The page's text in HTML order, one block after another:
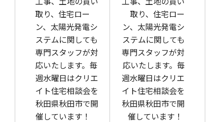
取り、住宅ロー
ン、太陽光発電シ
ステムに関しても
専門スタッフが対
応いたします。毎
週水曜日はクリエ
イト住宅相談会を
秋田県秋田市で開
催しています！
取り、住宅ロー
ン、太陽光発電シ
ステムに関しても
専門スタッフが対
応いたします。毎
週水曜日はクリエ
イト住宅相談会を
秋田県秋田市で開
催しています！